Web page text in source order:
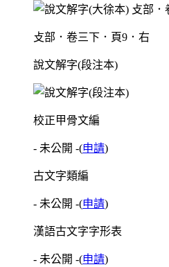
攴部．卷三下．頁9．右
說文解字(段注本)
校正甲骨文編
- 未公開 -(申請)
古文字類編
- 未公開 -(申請)
漢語古文字字形表
- 未公開 -(申請)